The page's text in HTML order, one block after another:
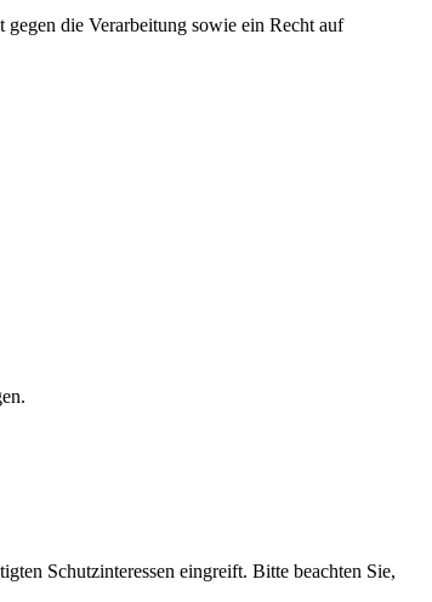
die Verarbeitung sowie ein Recht auf
Schutzinteressen eingreift. Bitte beachten Sie,